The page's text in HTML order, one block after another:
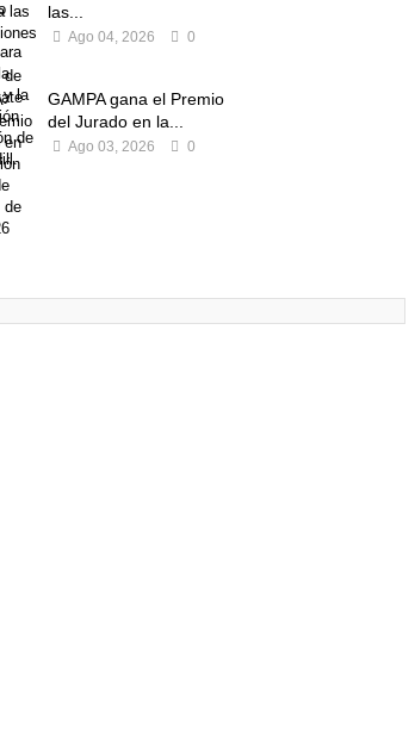
las...
Ago 04, 2026 0
GAMPA gana el Premio
del Jurado en la...
Ago 03, 2026 0